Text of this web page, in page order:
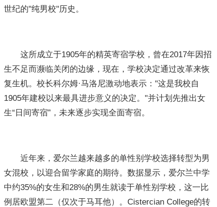
世纪的"纯男校"历史。
这所成立于1905年的精英寄宿学校，曾在2017年因招
生不足而濒临关闭的边缘，现在，学校决定通过改革来恢
复生机。校长科尔姆·马洛尼激动地表示："这是我校自
1905年建校以来最具进步意义的决定。"并计划先推出女
生“日间寄宿”，未来逐步实现全面寄宿。
近年来，爱尔兰越来越多的单性别学校选择转型为男
女混校，以迎合留学家庭的期待。数据显示，爱尔兰中学
中约35%的女生和28%的男生就读于单性别学校，这一比
例居欧盟第二（仅次于马耳他）。Cistercian College的转